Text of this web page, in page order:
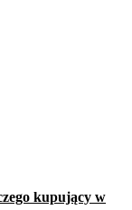
kupujący w